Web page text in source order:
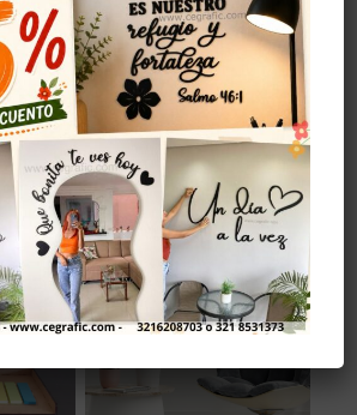
solo la parte del adhesivo.
relacionados
¡Oferta!